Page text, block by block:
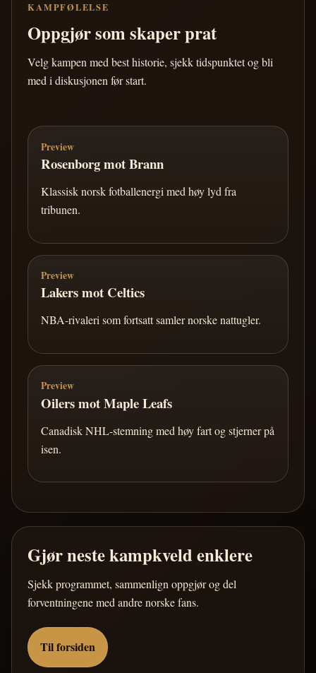
KAMPFØLELSE
Oppgjør som skaper prat
Velg kampen med best historie, sjekk tidspunktet og bli
med i diskusjonen før start.
Preview
Rosenborg mot Brann
Klassisk norsk fotballenergi med høy lyd fra
tribunen.
Preview
Lakers mot Celtics
NBA-rivaleri som fortsatt samler norske nattugler.
Preview
Oilers mot Maple Leafs
Canadisk NHL-stemning med høy fart og stjerner på
isen.
Gjør neste kampkveld enklere
Sjekk programmet, sammenlign oppgjør og del
forventningene med andre norske fans.
Til forsiden